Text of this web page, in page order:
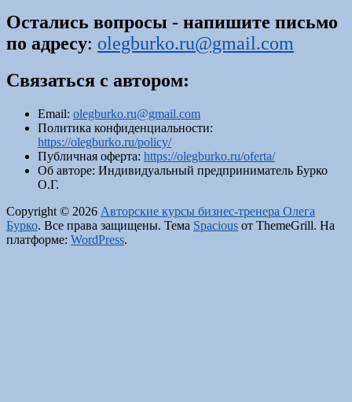
Остались вопросы - напишите письмо
по адресу: olegburko.ru@gmail.com
Связаться с автором:
Email: olegburko.ru@gmail.com
Политика конфиденциальности:
https://olegburko.ru/policy/
Публичная оферта: https://olegburko.ru/oferta/
Об авторе: Индивидуальный предприниматель Бурко
О.Г.
Copyright © 2026 Авторские курсы бизнес-тренера Олега
Бурко. Все права защищены. Тема Spacious от ThemeGrill. На
платформе: WordPress.